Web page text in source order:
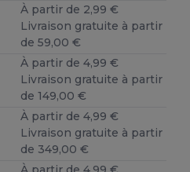
À partir de 2,99 €
Livraison gratuite à partir
de 59,00 €
À partir de 4,99 €
Livraison gratuite à partir
de 149,00 €
À partir de 4,99 €
Livraison gratuite à partir
de 349,00 €